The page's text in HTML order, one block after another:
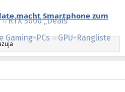
RTX 5000 „Deals“
Gaming-PCs
GPU-Rangliste
macht Smartphone zum